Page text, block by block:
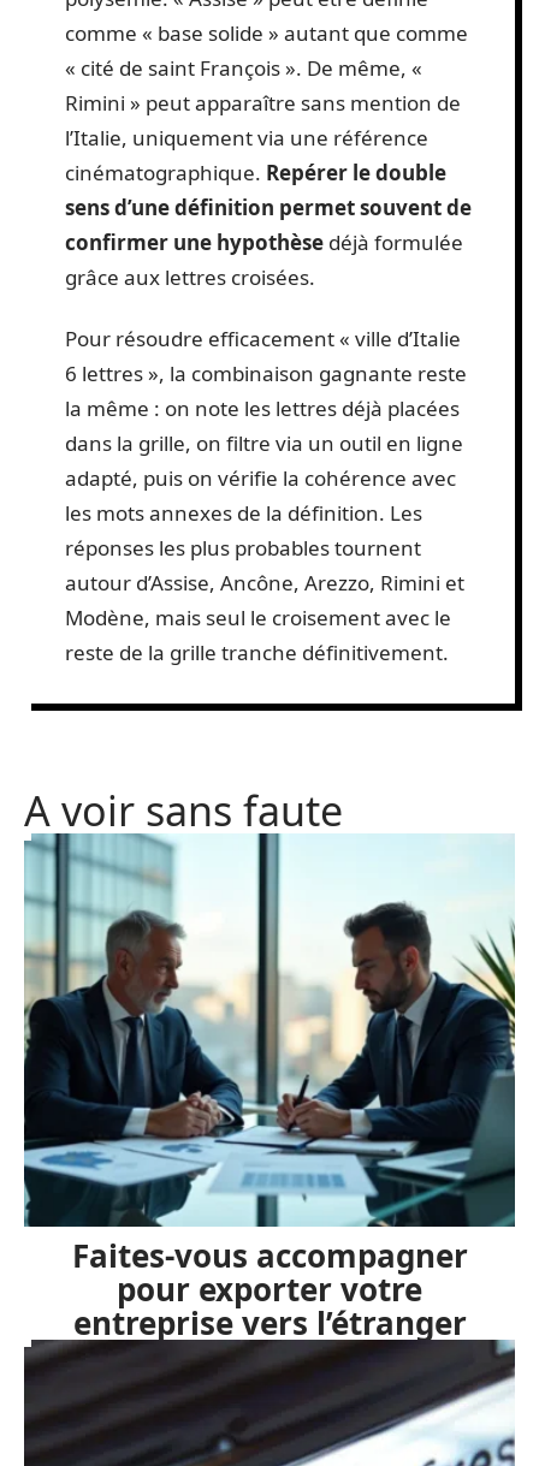
comme « base solide » autant que comme
« cité de saint François ». De même, «
Rimini » peut apparaître sans mention de
l’Italie, uniquement via une référence
cinématographique. Repérer le double
sens d’une définition permet souvent de
confirmer une hypothèse déjà formulée
grâce aux lettres croisées.
Pour résoudre efficacement « ville d’Italie
6 lettres », la combinaison gagnante reste
la même : on note les lettres déjà placées
dans la grille, on filtre via un outil en ligne
adapté, puis on vérifie la cohérence avec
les mots annexes de la définition. Les
réponses les plus probables tournent
autour d’Assise, Ancône, Arezzo, Rimini et
Modène, mais seul le croisement avec le
reste de la grille tranche définitivement.
A voir sans faute
Faites-vous accompagner
pour exporter votre
entreprise vers l’étranger